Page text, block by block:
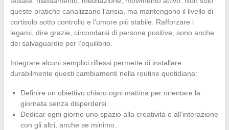
queste pratiche canalizzano l’ansia, ma mantengono il livello di
cortisolo sotto controllo e l’umore più stabile. Rafforzare i
legami, dire grazie, circondarsi di persone positive, sono anche
dei salvaguardie per l’equilibrio.
Integrare alcuni semplici riflessi permette di installare
durabilmente questi cambiamenti nella routine quotidiana:
Definire un obiettivo chiaro ogni mattina per orientare la
giornata senza disperdersi.
Dedicar ogni giorno uno spazio alla creatività e all’interazione
con gli altri, anche se minimo.